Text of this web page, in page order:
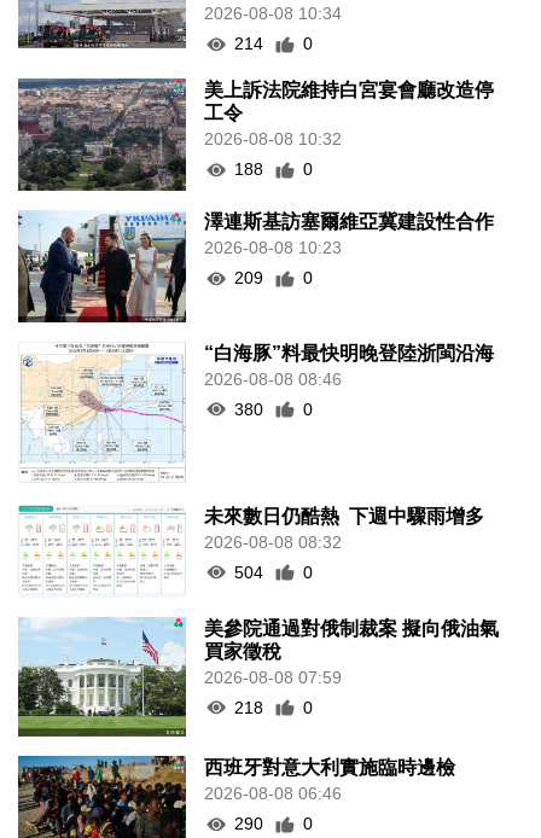
2026-08-08 10:34
214
0
美上訴法院維持白宮宴會廳改造停
工令
2026-08-08 10:32
188
0
澤連斯基訪塞爾維亞冀建設性合作
2026-08-08 10:23
209
0
“白海豚”料最快明晚登陸浙閩沿海
2026-08-08 08:46
380
0
未來數日仍酷熱 下週中驟雨增多
2026-08-08 08:32
504
0
美參院通過對俄制裁案 擬向俄油氣
買家徵稅
2026-08-08 07:59
218
0
西班牙對意大利實施臨時邊檢
2026-08-08 06:46
290
0